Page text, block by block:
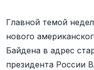
Главной темой
нового
Байдена в адрес
президента России